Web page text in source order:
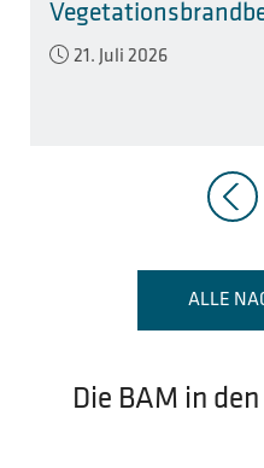
Veröffentlicht am:
21. Juli 2026
ALLE
Die BAM in